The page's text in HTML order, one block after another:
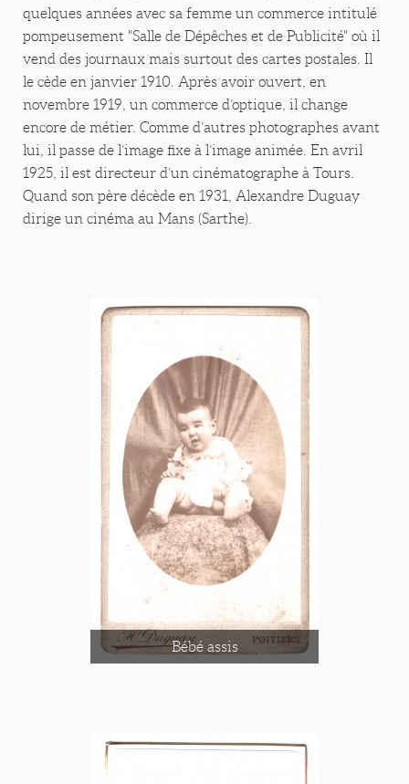
quelques années avec sa femme un commerce intitulé
pompeusement "Salle de Dépêches et de Publicité" où il
vend des journaux mais surtout des cartes postales. Il
le cède en janvier 1910. Après avoir ouvert, en
novembre 1919, un commerce d’optique, il change
encore de métier. Comme d’autres photographes avant
lui, il passe de l’image fixe à l’image animée. En avril
1925, il est directeur d’un cinématographe à Tours.
Quand son père décède en 1931, Alexandre Duguay
dirige un cinéma au Mans (Sarthe).
Bébé assis